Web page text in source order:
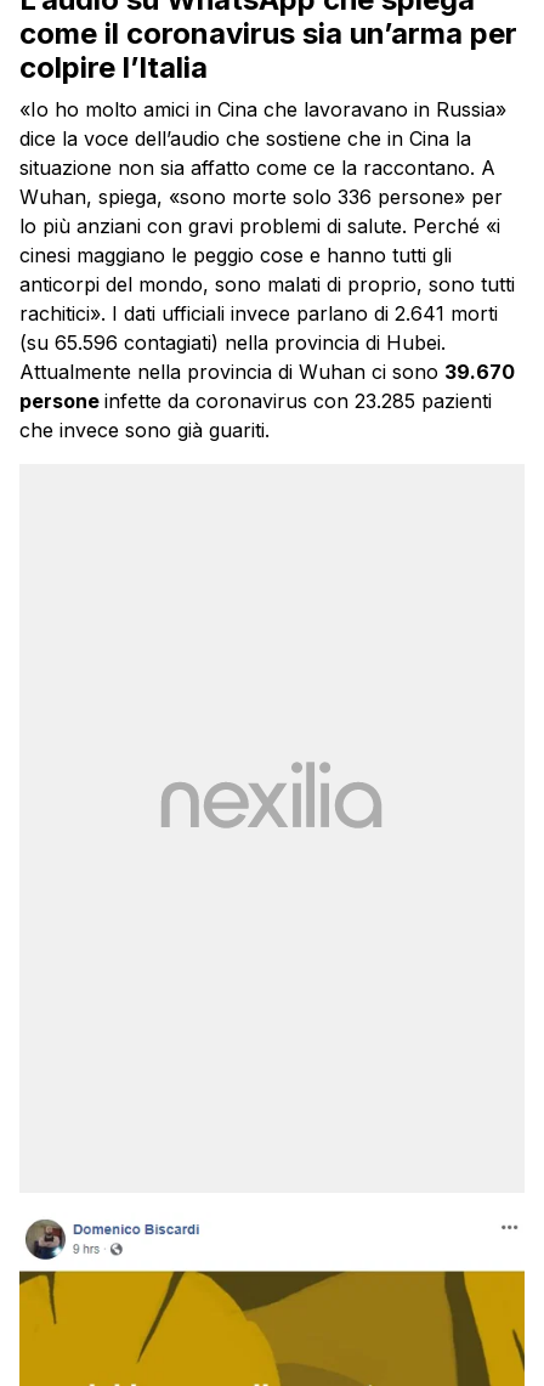
come il coronavirus sia un’arma per
colpire l’Italia
«Io ho molto amici in Cina che lavoravano in Russia»
dice la voce dell’audio che sostiene che in Cina la
situazione non sia affatto come ce la raccontano. A
Wuhan, spiega, «sono morte solo 336 persone» per
lo più anziani con gravi problemi di salute. Perché «i
cinesi maggiano le peggio cose e hanno tutti gli
anticorpi del mondo, sono malati di proprio, sono tutti
rachitici». I dati ufficiali invece parlano di 2.641 morti
(su 65.596 contagiati) nella provincia di Hubei.
Attualmente nella provincia di Wuhan ci sono 39.670
persone infette da coronavirus con 23.285 pazienti
che invece sono già guariti.